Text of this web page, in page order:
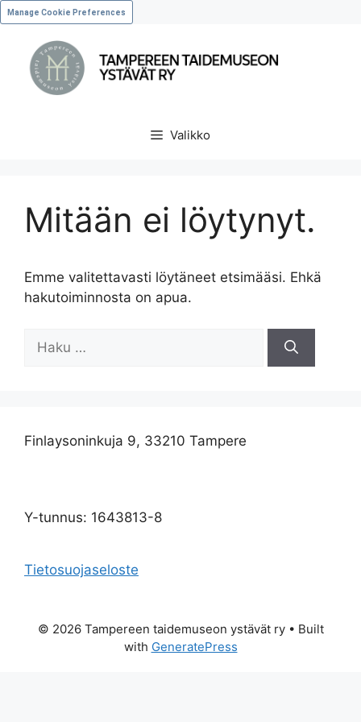
Manage Cookie Preferences
Valikko
Mitään ei löytynyt.
Emme valitettavasti löytäneet etsimääsi. Ehkä
hakutoiminnosta on apua.
Finlaysoninkuja 9, 33210 Tampere
Y-tunnus: 1643813-8
Tietosuojaseloste
© 2026 Tampereen taidemuseon ystävät ry• Built
with GeneratePress